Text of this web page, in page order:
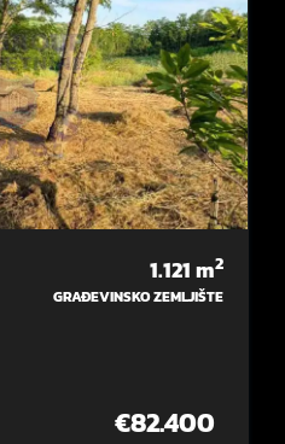
1.121m2
GRAĐEVINSKO ZEMLJIŠTE
€82.400